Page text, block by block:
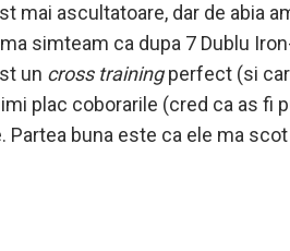
mai ascultatoare, dar de abia
simteam ca dupa 7 Dublu
un cross trainingperfect (si
plac coborarile (cred ca as fi
buna este ca ele ma